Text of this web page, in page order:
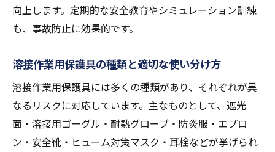
向上します。定期的な安全教育やシミュレーション訓練
も、事故防止に効果的です。
溶接作業用保護具の種類と適切な使い分け方
溶接作業用保護具には多くの種類があり、それぞれが異
なるリスクに対応しています。主なものとして、遮光
面・溶接用ゴーグル・耐熱グローブ・防炎服・エプロ
ン・安全靴・ヒューム対策マスク・耳栓などが挙げられ